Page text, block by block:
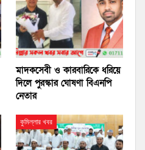
মাদকসেবী ও কারবারিকে ধরিয়ে
দিলে পুরস্কার ঘোষণা বিএনপি
নেতার
কুমিল্লার খবর